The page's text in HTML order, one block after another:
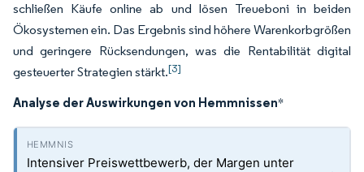
schließen Käufe online ab und lösen Treueboni in beiden
Ökosystemen ein. Das Ergebnis sind höhere Warenkorbgrößen
und geringere Rücksendungen, was die Rentabilität digital
gesteuerter Strategien stärkt.[3]
Analyse der Auswirkungen von Hemmnissen*
Intensiver Preiswettbewerb, der Margen unter